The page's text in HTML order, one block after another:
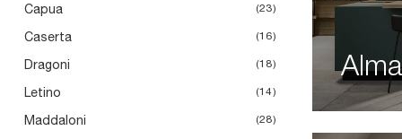
Capua 23
Caserta 16
Dragoni 18
Letino 14
Maddaloni 28